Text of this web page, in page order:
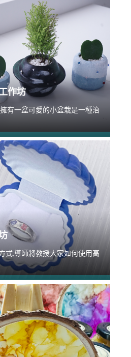
作坊
有一盆可愛的小盆栽是一種治
式,導師將教授大家如何使用高